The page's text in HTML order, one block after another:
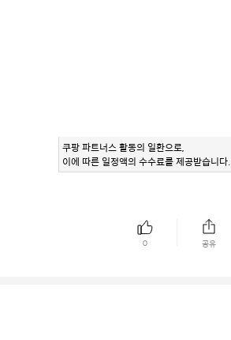
쿠팡 파트너스 활동의 일환으로,
이에 따른 일정액의 수수료를 제공받습니다.
0 공유